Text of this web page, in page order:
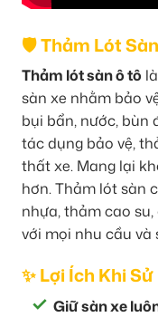
🛡️ Thảm Lót
Thảm lót sàn ô tô
sàn xe nhằm bảo
bụi bẩn, nước, bùn
tác dụng bảo vệ,
thất xe. Mang lại
hơn. Thảm lót sàn
nhựa, thảm cao
với mọi nhu cầu và
✨ Lợi Ích Khi
Giữ sàn xe